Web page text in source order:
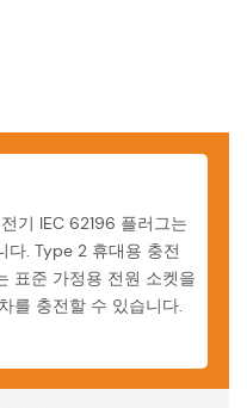
기 IEC 62196 플러그는
다. Type 2 휴대용 충전
표준 가정용 전원 소켓을
를 충전할 수 있습니다.